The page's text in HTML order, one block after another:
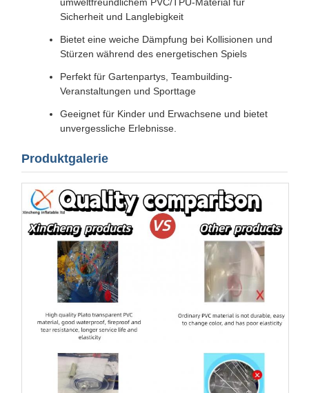
Sicherheit und Langlebigkeit
Bietet eine weiche Dämpfung bei Kollisionen und
Stürzen während des energetischen Spiels
Perfekt für Gartenpartys, Teambuilding-
Veranstaltungen und Sporttage
Geeignet für Kinder und Erwachsene und bietet
unvergessliche Erlebnisse.
Produktgalerie